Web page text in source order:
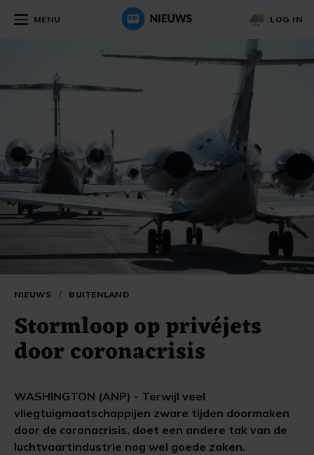
MENU LOG IN
NIEUWS / BUITENLAND
Stormloop op privéjets
door coronacrisis
WASHINGTON (ANP) - Terwijl veel
vliegtuigmaatschappijen zware tijden doormaken
door de coronacrisis, doet een andere tak van de
luchtvaartindustrie nog wel goede zaken.